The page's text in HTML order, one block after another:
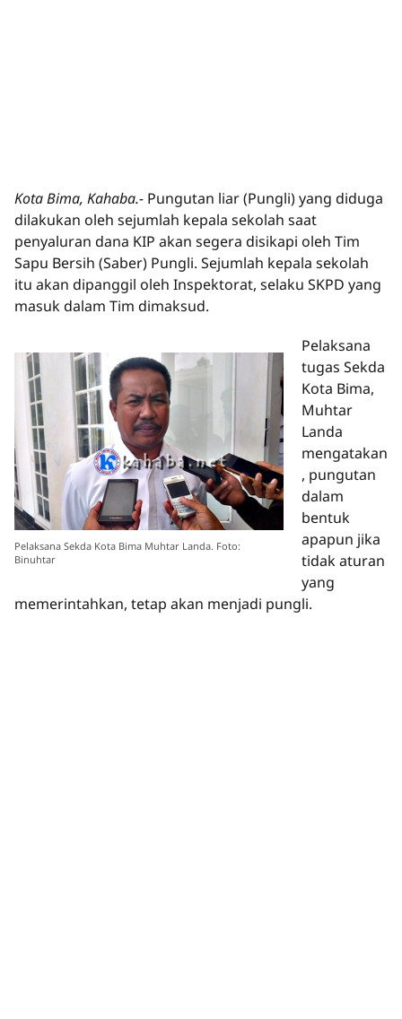
Kota Bima, Kahaba.- Pungutan liar (Pungli) yang diduga
dilakukan oleh sejumlah kepala sekolah saat
penyaluran dana KIP akan segera disikapi oleh Tim
Sapu Bersih (Saber) Pungli. Sejumlah kepala sekolah
itu akan dipanggil oleh Inspektorat, selaku SKPD yang
masuk dalam Tim dimaksud.
Pelaksana Sekda Kota Bima Muhtar Landa. Foto:
Binuhtar
Pelaksana
tugas Sekda
Kota Bima,
Muhtar
Landa
mengatakan
, pungutan
dalam
bentuk
apapun jika
tidak aturan
yang
memerintahkan, tetap akan menjadi pungli.